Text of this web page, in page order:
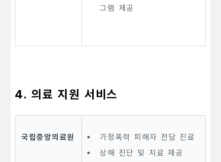
그램 제공
4. 의료 지원 서비스
국립중앙의료원
가정폭력 피해자 전담 진료
상해 진단 및 치료 제공